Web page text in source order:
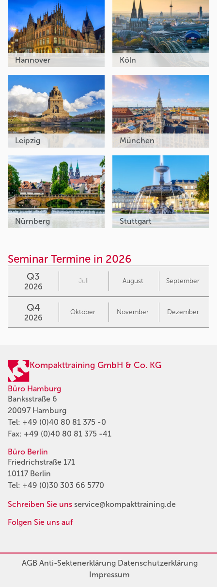
Hannover Köln
Leipzig München
Nürnberg Stuttgart
Seminar Termine in 2026
Q3
2026
Juli August September
Q4
2026
Oktober November Dezember
Kompakttraining GmbH & Co. KG
Büro Hamburg
Banksstraße 6
20097 Hamburg
Tel: +49 (0)40 80 81 375 -0
Fax: +49 (0)40 80 81 375 -41
Büro Berlin
Friedrichstraße 171
10117 Berlin
Tel: +49 (0)30 303 66 5770
Schreiben Sie uns service@kompakttraining.de
Folgen Sie uns auf
AGBAnti-SektenerklärungDatenschutzerklärung
Impressum